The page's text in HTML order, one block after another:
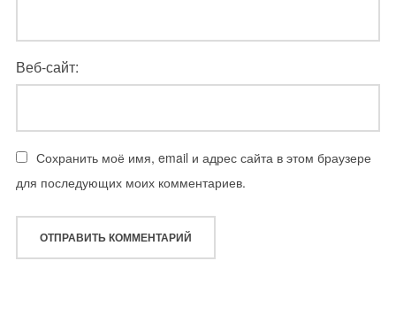
Веб-сайт:
Сохранить моё имя, email и адрес сайта в этом браузере
для последующих моих комментариев.